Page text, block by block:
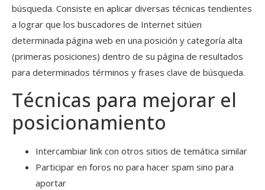
búsqueda. Consiste en aplicar diversas técnicas tendientes
a lograr que los buscadores de Internet sitúen
determinada página web en una posición y categoría alta
(primeras posiciones) dentro de su página de resultados
para determinados términos y frases clave de búsqueda.
Técnicas para mejorar el
posicionamiento
Intercambiar link con otros sitios de temática similar
Participar en foros no para hacer spam sino para
aportar